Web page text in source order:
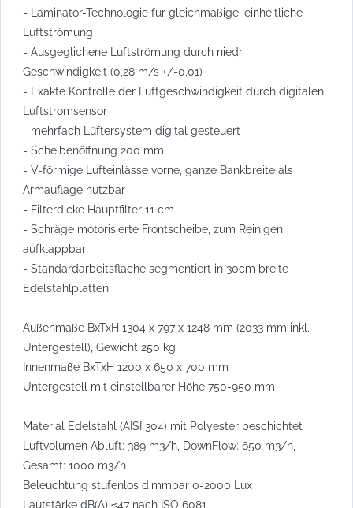
- Laminator-Technologie für gleichmäßige, einheitliche
Luftströmung
- Ausgeglichene Luftströmung durch niedr.
Geschwindigkeit (0,28 m/s +/-0,01)
- Exakte Kontrolle der Luftgeschwindigkeit durch digitalen
Luftstromsensor
- mehrfach Lüftersystem digital gesteuert
- Scheibenöffnung 200 mm
- V-förmige Lufteinlässe vorne, ganze Bankbreite als
Armauflage nutzbar
- Filterdicke Hauptfilter 11 cm
- Schräge motorisierte Frontscheibe, zum Reinigen
aufklappbar
- Standardarbeitsfläche segmentiert in 30cm breite
Edelstahlplatten
Außenmaße BxTxH 1304 x 797 x 1248 mm (2033 mm inkl.
Untergestell), Gewicht 250 kg
Innenmaße BxTxH 1200 x 650 x 700 mm
Untergestell mit einstellbarer Höhe 750-950 mm
Material Edelstahl (AISI 304) mit Polyester beschichtet
Luftvolumen Abluft: 389 m3/h, DownFlow: 650 m3/h,
Gesamt: 1000 m3/h
Beleuchtung stufenlos dimmbar 0-2000 Lux
Lautstärke dB(A) ≤47 nach ISO 6081